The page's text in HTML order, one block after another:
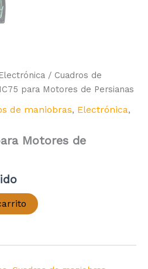
/ Cuadros de
para Motores de Persianas
de maniobras, Electrónica,
Motores de